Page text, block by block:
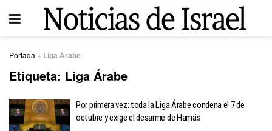
Portada » Liga Árabe
Etiqueta: Liga Árabe
Por primera vez: toda la Liga Árabe condena el 7 de
octubre y exige el desarme de Hamás